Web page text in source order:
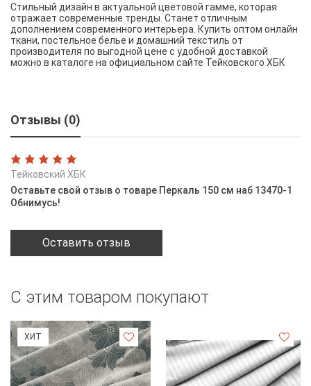
Стильный дизайн в актуальной цветовой гамме, которая
отражает современные тренды. Станет отличным
дополнением современного интерьера. Купить оптом онлайн
ткани, постельное белье и домашний текстиль от
производителя по выгодной цене с удобной доставкой
можно в каталоге на официальном сайте Тейковского ХБК
Отзывы (0)
Тейковский ХБК
Оставьте свой отзыв о товаре Перкаль 150 см наб 13470-1
Обнимусь!
Оставить отзыв
С этим товаром покупают
ХИТ